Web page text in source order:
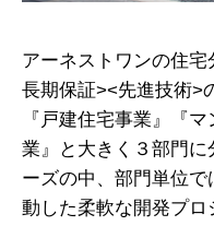
アーネストワンの住
長期保証><先進技術>
『戸建住宅事業』『
業』と大きく３部門
ーズの中、部門単位
動した柔軟な開発プ